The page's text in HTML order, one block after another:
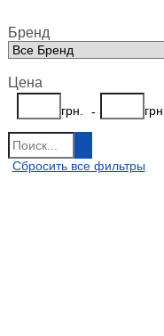
Бренд
Цена
грн. - грн.
Сбросить все фильтры